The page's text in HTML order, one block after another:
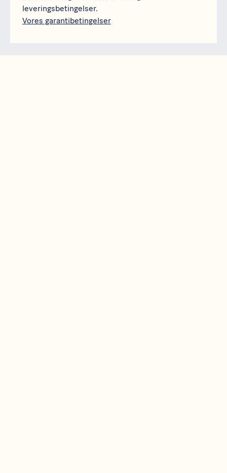
leveringsbetingelser.
Vores garantibetingelser